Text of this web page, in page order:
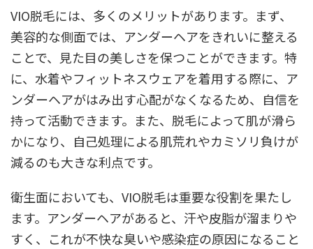
VIO脱毛には、多くのメリットがあります。まず、
美容的な側面では、アンダーヘアをきれいに整える
ことで、見た目の美しさを保つことができます。特
に、水着やフィットネスウェアを着用する際に、ア
ンダーヘアがはみ出す心配がなくなるため、自信を
持って活動できます。また、脱毛によって肌が滑ら
かになり、自己処理による肌荒れやカミソリ負けが
減るのも大きな利点です。
衛生面においても、VIO脱毛は重要な役割を果たし
ます。アンダーヘアがあると、汗や皮脂が溜まりや
すく、これが不快な臭いや感染症の原因になること